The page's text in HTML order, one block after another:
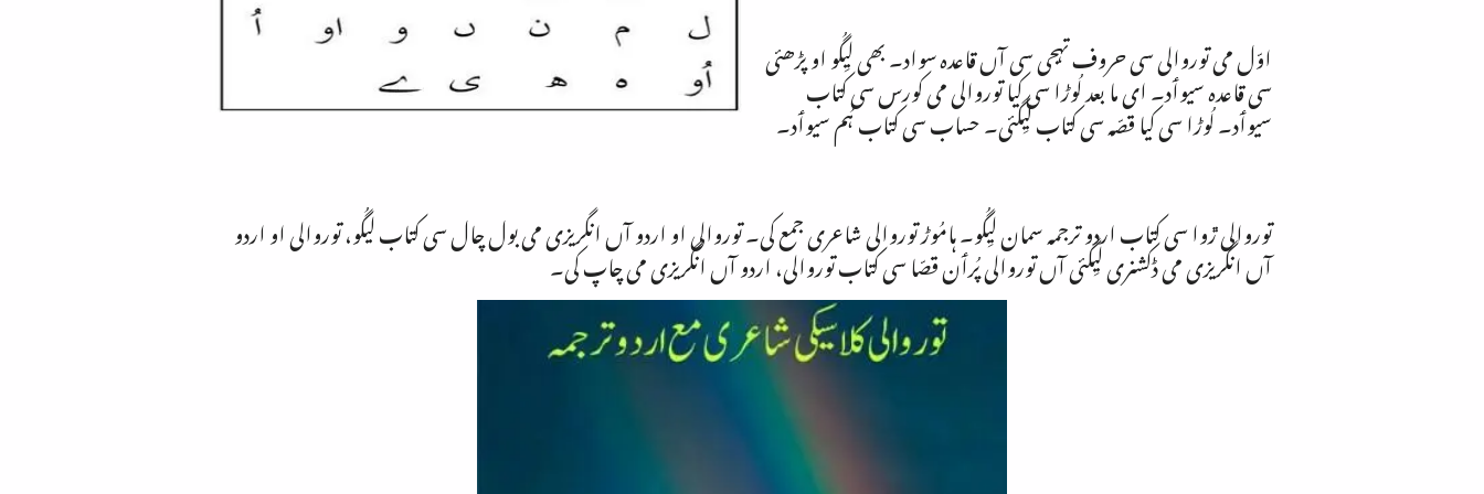
اوّل می توروالی سی حروف تہجی سی آں قاعدہ سواد۔ بھی لیِگُو او پڑھئی
سی قاعدہ سیوٲد۔ ای ما بعد لُوڑا سی کیا توروالی می کورس سی کتاب
سیوٲد۔ لُوڑا سی کیا قصّہ سی کتاب لیِگئی۔ حساب سی کتاب ہُم سیوٲد۔
توروالی ڙوا سی کتاب اردو ترجمہ سمان لیِگُو۔ ہامُوڑ توروالی شاعری جمع کی۔ توروالی او اردو آں انگریزی می بول چال سی کتاب لیگُو، توروالی او اردو
آں انگریزی می ڈکشنری لیِگئی آں توروالی پُرٲن قصّا سی کتاب توروالی، اردو آں انگریزی می چاپ کی۔